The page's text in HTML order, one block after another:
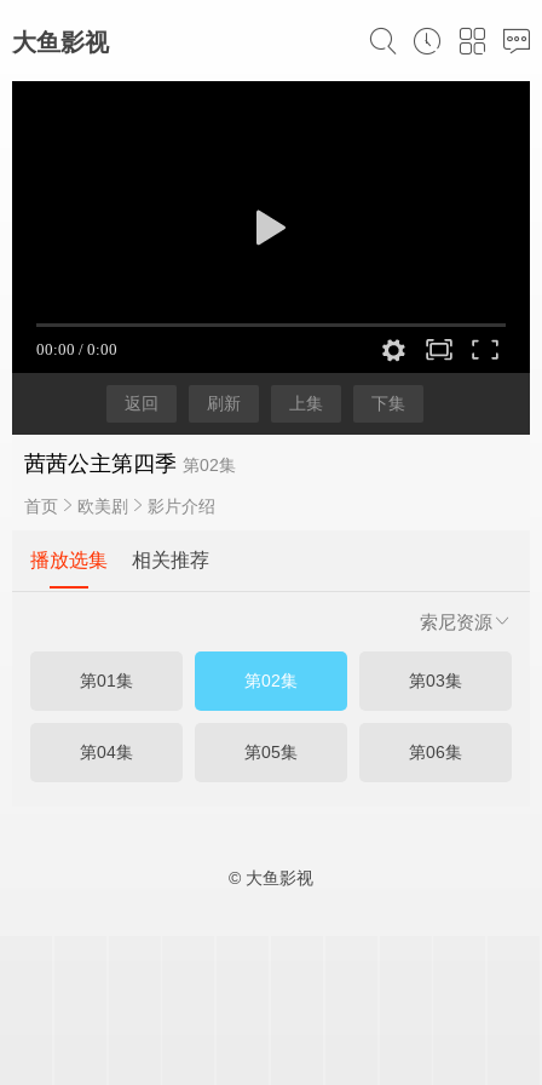
大鱼影视
返回 刷新 上集 下集
茜茜公主第四季 第02集
首页 欧美剧 影片介绍
播放选集 相关推荐
索尼资源
第01集 第02集 第03集
第04集 第05集 第06集
© 大鱼影视